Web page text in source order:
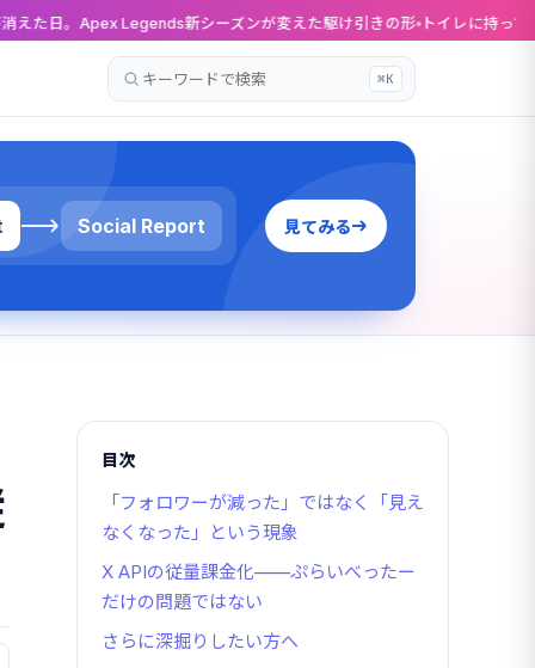
新シーズンが変えた駆け引きの形 トイレに持っていけるFF14。
記
事
を
⌘K
Social Report 見てみる
目次
「フォロワーが減った」ではなく「見え
なくなった」という現象
X APIの従量課金化——ぷらいべったー
だけの問題ではない
さらに深掘りしたい方へ